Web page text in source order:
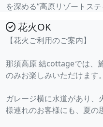
を深める“高原リゾートステ
花火OK
【花火ご利用のご案内】
那須高原 結cottageでは、
のみお楽しみいただけます。
ガレージ横に水道があり、
様連れのお客様にも、夏の